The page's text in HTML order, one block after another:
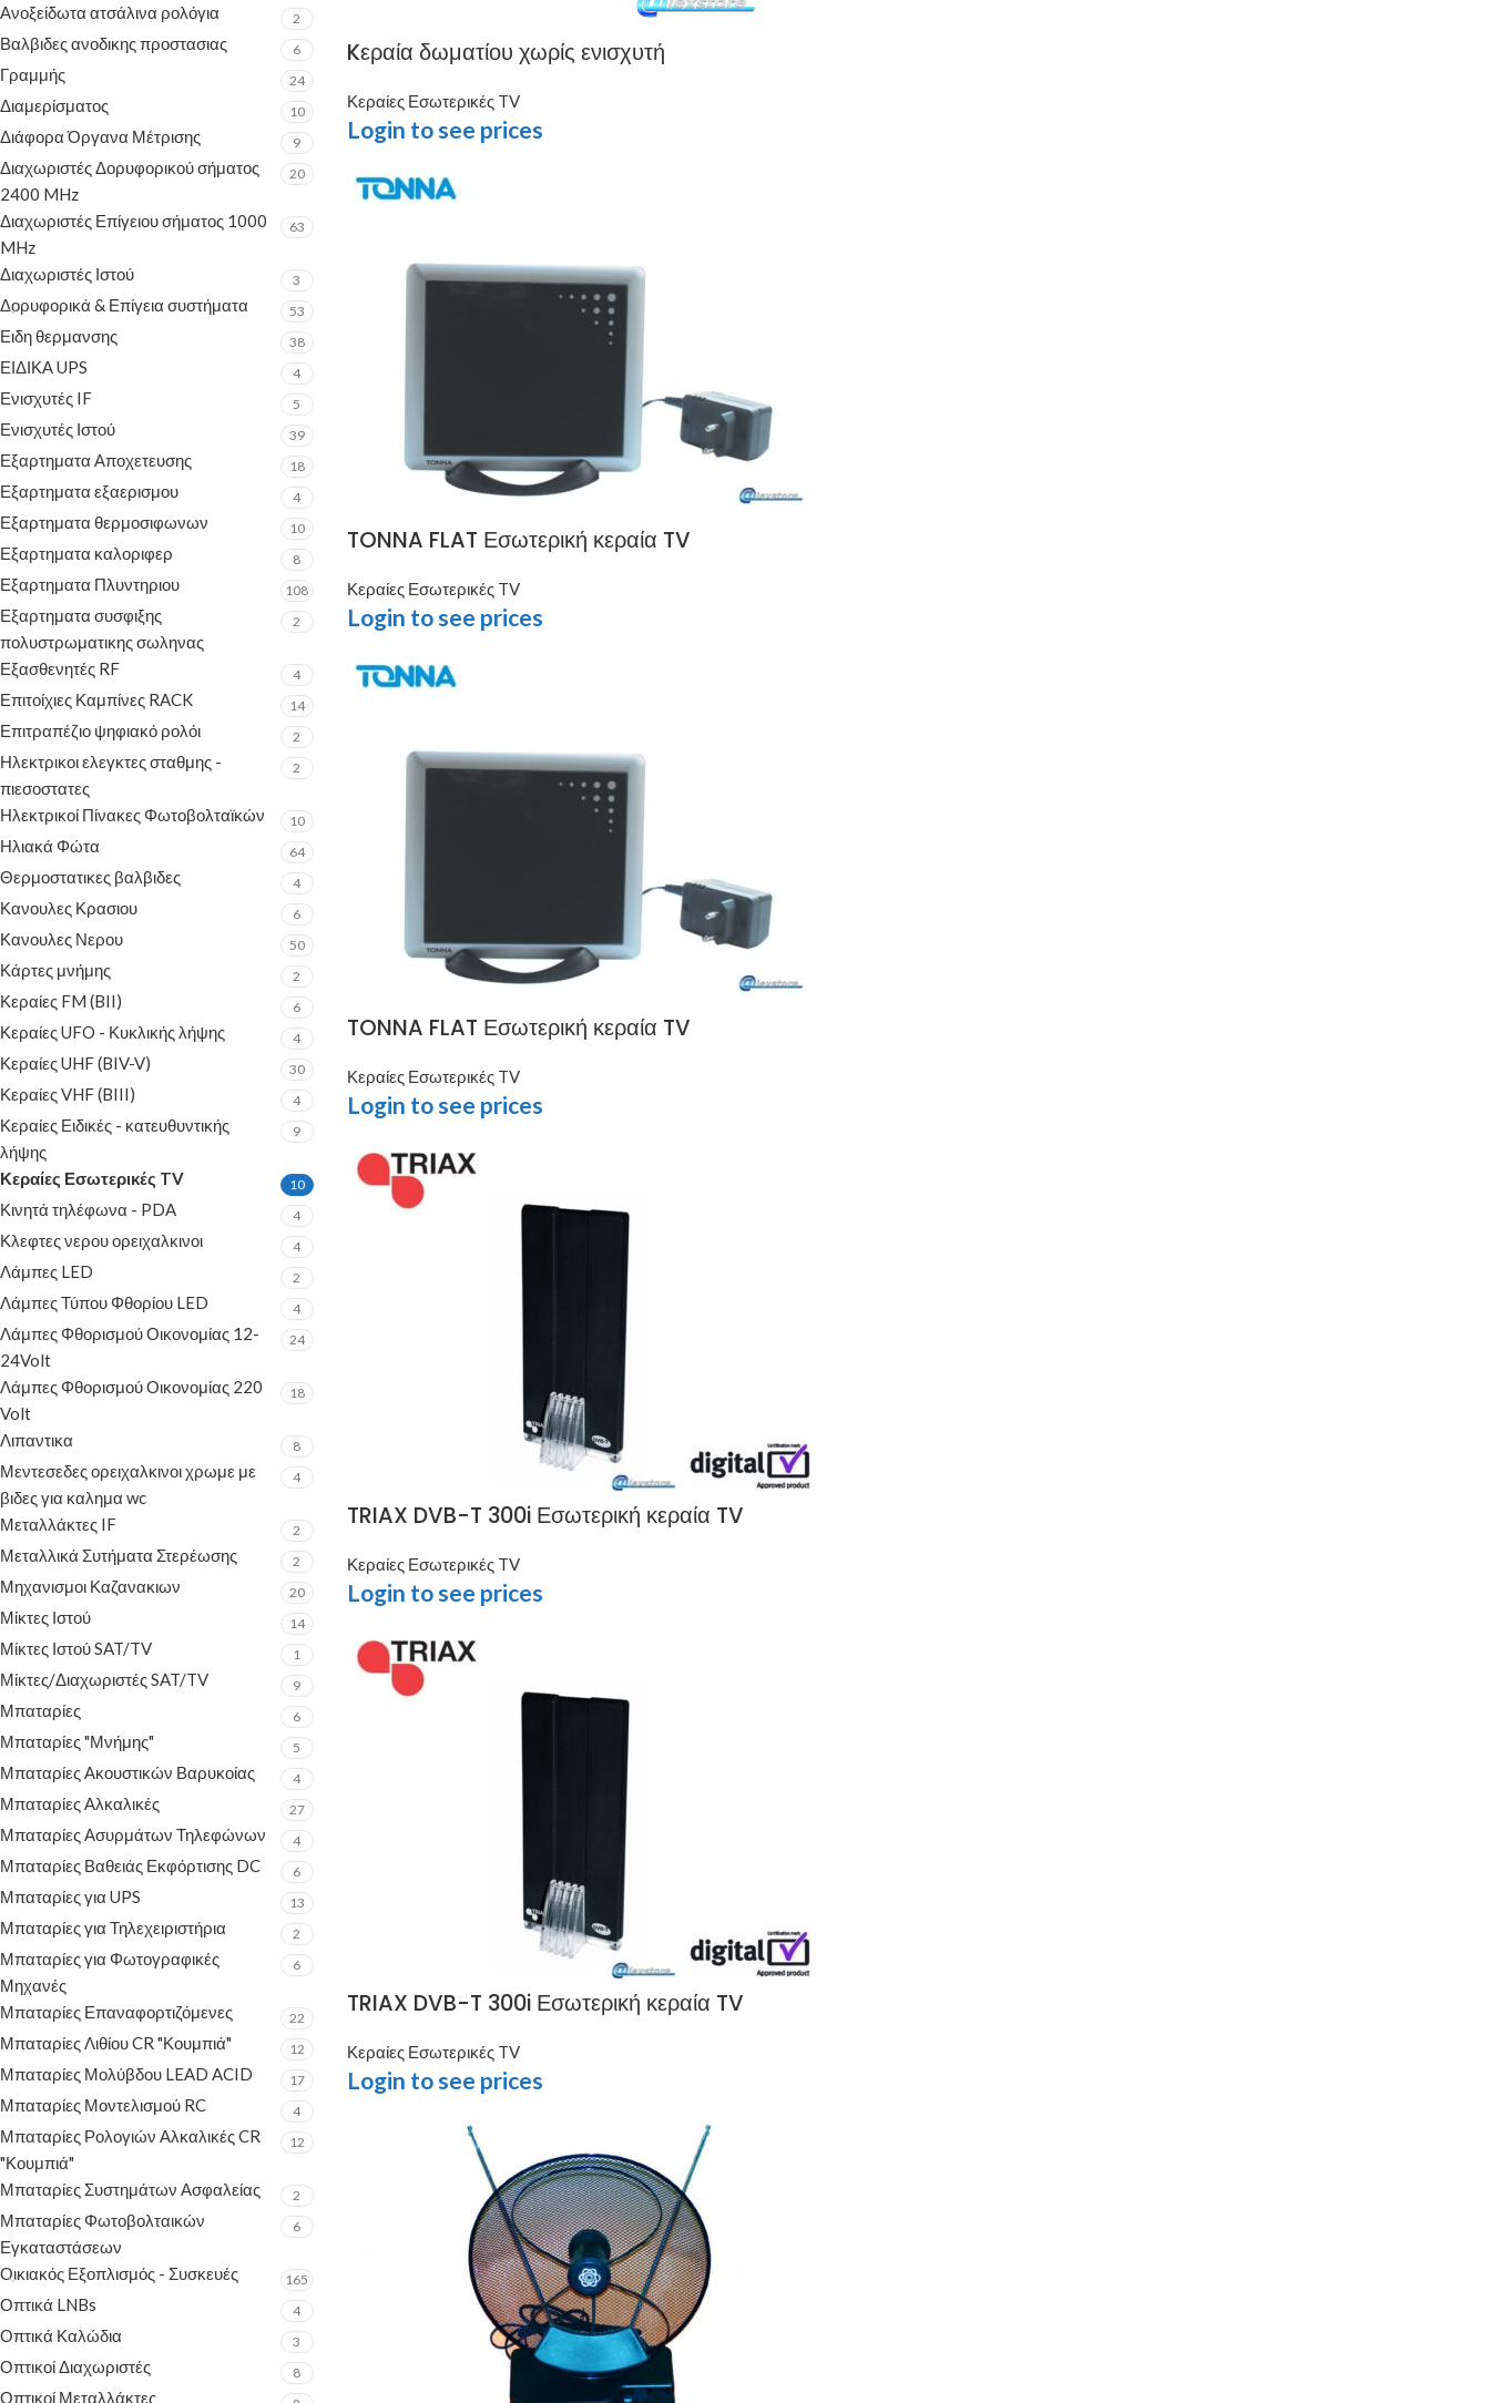
Ανοξείδωτα ατσάλινα ρολόγια 2
Βαλβιδες ανοδικης προστασιας 6
Γραμμής 24
Διαμερίσματος 10
Διάφορα Όργανα Μέτρισης 9
Διαχωριστές Δορυφορικού σήματος
2400 MHz
20
Διαχωριστές Επίγειου σήματος 1000
MHz
63
Διαχωριστές Ιστού 3
Δορυφορικά & Επίγεια συστήματα 53
Ειδη θερμανσης 38
ΕΙΔΙΚΑ UPS 4
Ενισχυτές IF 5
Ενισχυτές Ιστού 39
Εξαρτηματα Αποχετευσης 18
Εξαρτηματα εξαερισμου 4
Εξαρτηματα θερμοσιφωνων 10
Εξαρτηματα καλοριφερ 8
Εξαρτηματα Πλυντηριου 108
Εξαρτηματα συσφιξης
πολυστρωματικης σωληνας
2
Εξασθενητές RF 4
Επιτοίχιες Καμπίνες RACK 14
Επιτραπέζιο ψηφιακό ρολόι 2
Ηλεκτρικοι ελεγκτες σταθμης -
πιεσοστατες
2
Ηλεκτρικοί Πίνακες Φωτοβολταϊκών 10
Ηλιακά Φώτα 64
Θερμοστατικες βαλβιδες 4
Κανουλες Κρασιου 6
Κανουλες Νερου 50
Κάρτες μνήμης 2
Κεραίες FM (BII) 6
Κεραίες UFO - Κυκλικής λήψης 4
Κεραίες UHF (BIV-V) 30
Κεραίες VHF (BIII) 4
Κεραίες Ειδικές - κατευθυντικής
λήψης
9
Κεραίες Εσωτερικές TV 10
Κινητά τηλέφωνα - PDA 4
Κλεφτες νερου ορειχαλκινοι 4
Λάμπες LED 2
Λάμπες Τύπου Φθορίου LED 4
Λάμπες Φθορισμού Οικονομίας 12-
24Volt
24
Λάμπες Φθορισμού Οικονομίας 220
Volt
18
Λιπαντικα 8
Μεντεσεδες ορειχαλκινοι χρωμε με
βιδες για καλημα wc
4
Μεταλλάκτες IF 2
Μεταλλικά Συτήματα Στερέωσης 2
Μηχανισμοι Καζανακιων 20
Μίκτες Ιστού 14
Μίκτες Ιστού SAT/TV 1
Μίκτες/Διαχωριστές SAT/TV 9
Μπαταρίες 6
Μπαταρίες "Μνήμης" 5
Μπαταρίες Ακουστικών Βαρυκοίας 4
Μπαταρίες Αλκαλικές 27
Μπαταρίες Ασυρμάτων Τηλεφώνων 4
Μπαταρίες Βαθειάς Εκφόρτισης DC 6
Μπαταρίες για UPS 13
Μπαταρίες για Τηλεχειριστήρια 2
Μπαταρίες για Φωτογραφικές
Μηχανές
6
Μπαταρίες Επαναφορτιζόμενες 22
Μπαταρίες Λιθίου CR "Κουμπιά" 12
Μπαταρίες Μολύβδου LEAD ACID 17
Μπαταρίες Μοντελισμού RC 4
Μπαταρίες Ρολογιών Αλκαλικές CR
"Κουμπιά"
12
Μπαταρίες Συστημάτων Ασφαλείας 2
Μπαταρίες Φωτοβολταικών
Εγκαταστάσεων
6
Οικιακός Εξοπλισμός - Συσκευές 165
Οπτικά LNBs 4
Οπτικά Καλώδια 3
Οπτικοί Διαχωριστές 8
Οπτικοί Μεταλλάκτες
Kεραία δωματίου χωρίς ενισχυτή
Κεραίες Εσωτερικές TV
Login to see prices
TONNA FLAT Εσωτερική κεραία TV
Κεραίες Εσωτερικές TV
Login to see prices
TONNA FLAT Εσωτερική κεραία TV
Κεραίες Εσωτερικές TV
Login to see prices
TRIAX DVB-T 300i Εσωτερική κεραία TV
Κεραίες Εσωτερικές TV
Login to see prices
TRIAX DVB-T 300i Εσωτερική κεραία TV
Κεραίες Εσωτερικές TV
Login to see prices